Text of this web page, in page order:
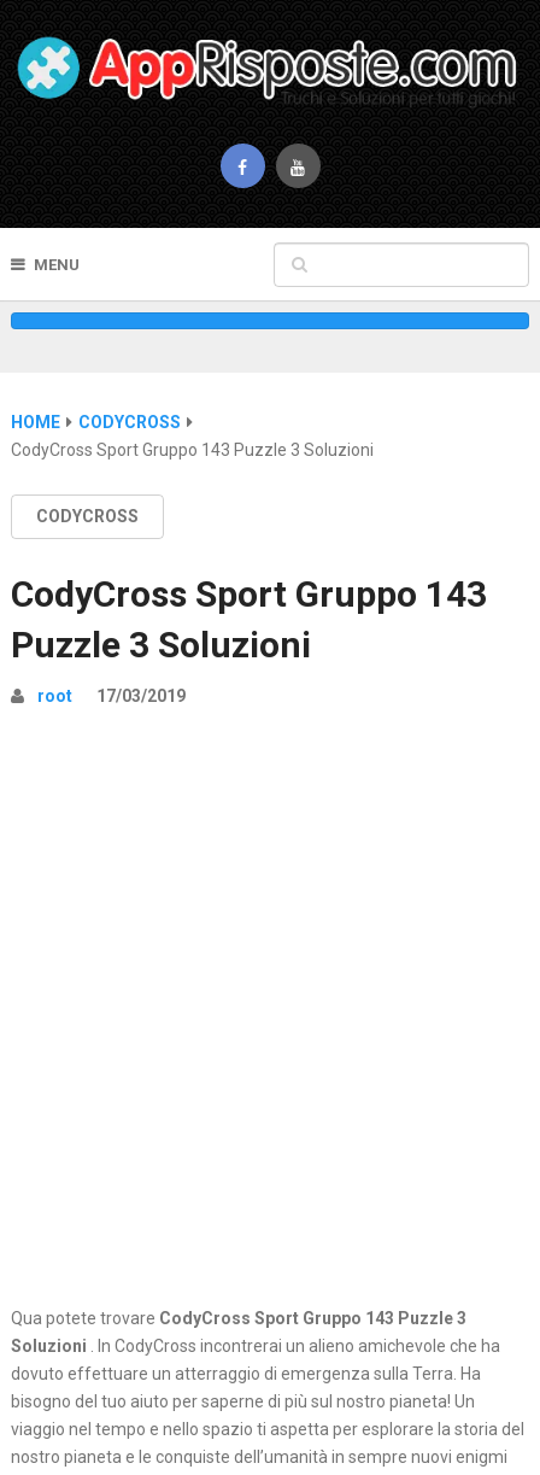
MENU
HOME
CODYCROSS
CodyCross Sport Gruppo 143 Puzzle 3 Soluzioni
CODYCROSS
CodyCross Sport Gruppo 143
Puzzle 3 Soluzioni
root 17/03/2019
Qua potete trovare CodyCross Sport Gruppo 143 Puzzle 3
Soluzioni . In CodyCross incontrerai un alieno amichevole che ha
dovuto effettuare un atterraggio di emergenza sulla Terra. Ha
bisogno del tuo aiuto per saperne di più sul nostro pianeta! Un
viaggio nel tempo e nello spazio ti aspetta per esplorare la storia del
nostro pianeta e le conquiste dell’umanità in sempre nuovi enigmi